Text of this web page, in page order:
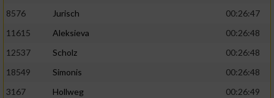
8576
Jurisch
00:26:47
11615
Aleksieva
00:26:48
12537
Scholz
00:26:48
18549
Simonis
00:26:48
3167
Hollweg
00:26:49